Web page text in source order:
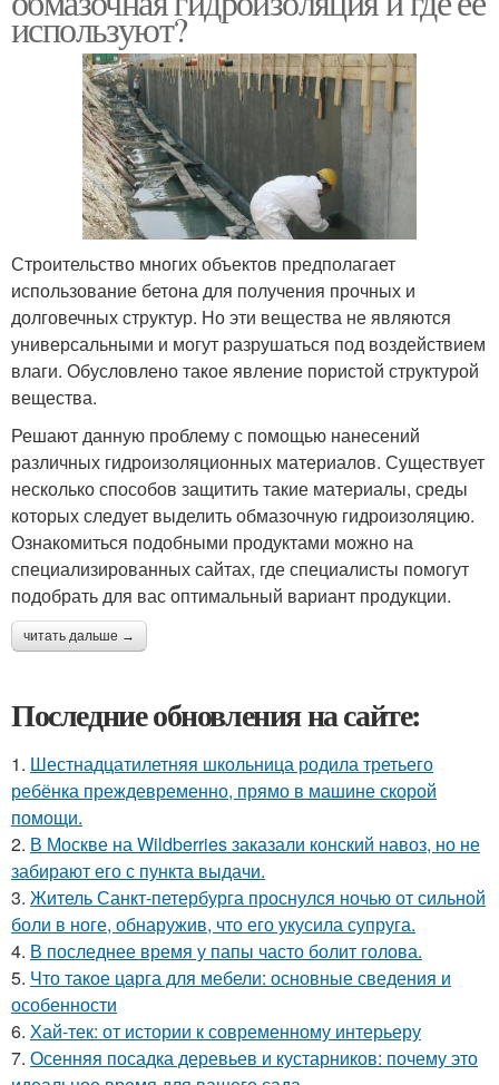
используют?
Строительство многих объектов предполагает
использование бетона для получения прочных и
долговечных структур. Но эти вещества не являются
универсальными и могут разрушаться под воздействием
влаги. Обусловлено такое явление пористой структурой
вещества.
Решают данную проблему с помощью нанесений
различных гидроизоляционных материалов. Существует
несколько способов защитить такие материалы, среды
которых следует выделить обмазочную гидроизоляцию.
Ознакомиться подобными продуктами можно на
специализированных сайтах, где специалисты помогут
подобрать для вас оптимальный вариант продукции.
читать дальше →
Последние обновления на сайте:
1. Шестнадцатилетняя школьница родила третьего
ребёнка преждевременно, прямо в машине скорой
помощи.
2. В Москве на Wildberries заказали конский навоз, но не
забирают его с пункта выдачи.
3. Житель Санкт-петербурга проснулся ночью от сильной
боли в ноге, обнаружив, что его укусила супруга.
4. В последнее время у папы часто болит голова.
5. Что такое царга для мебели: основные сведения и
особенности
6. Хай-тек: от истории к современному интерьеру
7. Осенняя посадка деревьев и кустарников: почему это